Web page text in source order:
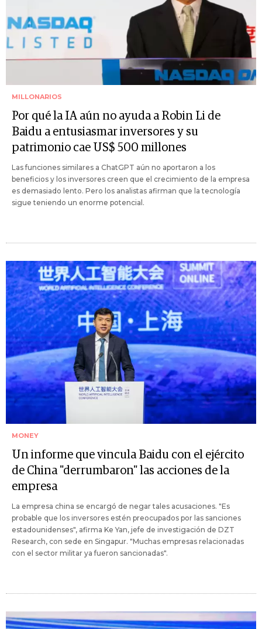
MILLONARIOS
Por qué la IA aún no ayuda a Robin Li de
Baidu a entusiasmar inversores y su
patrimonio cae US$ 500 millones
Las funciones similares a ChatGPT aún no aportaron a los
beneficios y los inversores creen que el crecimiento de la empresa
es demasiado lento. Pero los analistas afirman que la tecnología
sigue teniendo un enorme potencial.
MONEY
Un informe que vincula Baidu con el ejército
de China "derrumbaron" las acciones de la
empresa
La empresa china se encargó de negar tales acusaciones. "Es
probable que los inversores estén preocupados por las sanciones
estadounidenses", afirma Ke Yan, jefe de investigación de DZT
Research, con sede en Singapur. "Muchas empresas relacionadas
con el sector militar ya fueron sancionadas".